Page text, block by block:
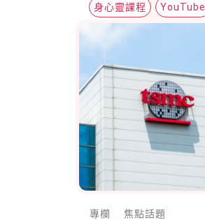
身心靈課程 YouTube
健康百寶箱
專欄 焦點話題